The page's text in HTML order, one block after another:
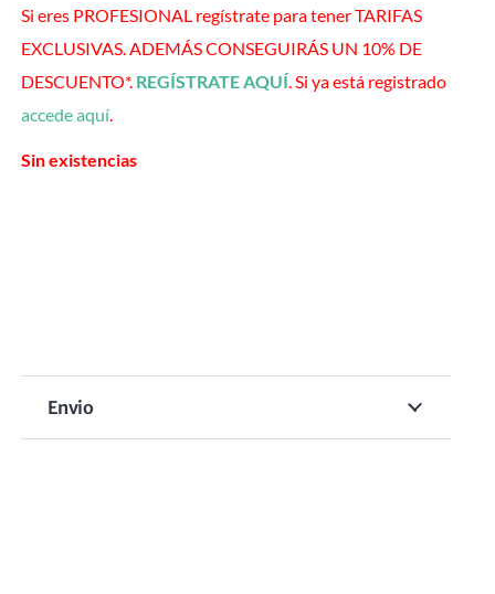
Si eres PROFESIONAL regístrate para tener TARIFAS
EXCLUSIVAS. ADEMÁS CONSEGUIRÁS UN 10% DE
DESCUENTO*. REGÍSTRATE AQUÍ. Si ya está registrado
accede aquí.
Sin existencias
Envio